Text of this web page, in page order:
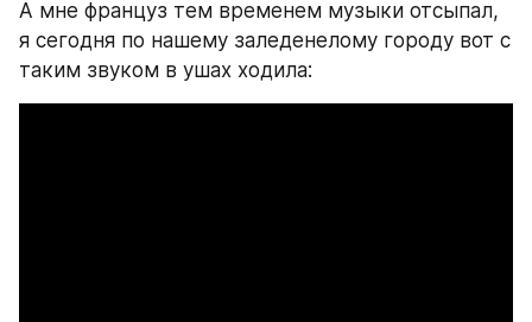
А мне француз тем временем музыки отсыпал,
я сегодня по нашему заледенелому городу вот с
таким звуком в ушах ходила: